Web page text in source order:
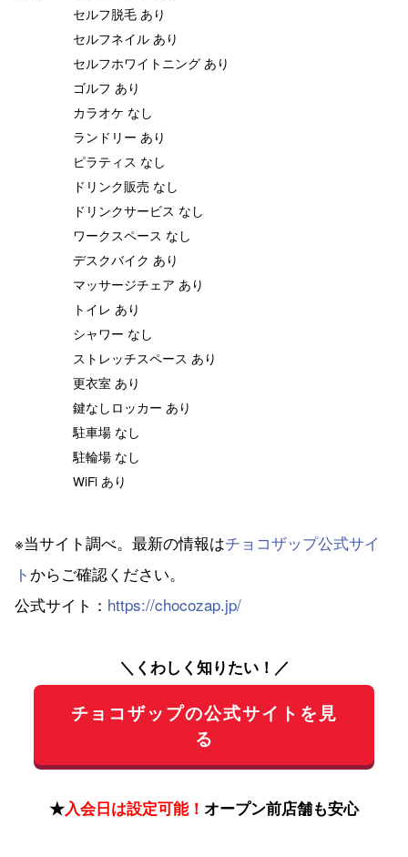
セルフ脱毛 あり
セルフネイル あり
セルフホワイトニング あり
ゴルフ あり
カラオケ なし
ランドリー あり
ピラティス なし
ドリンク販売 なし
ドリンクサービス なし
ワークスペース なし
デスクバイク あり
マッサージチェア あり
トイレ あり
シャワー なし
ストレッチスペース あり
更衣室 あり
鍵なしロッカー あり
駐車場 なし
駐輪場 なし
WiFi あり
※当サイト調べ。最新の情報はチョコザップ公式サイ
ト からご確認ください。
公式サイト： https://chocozap.jp/
＼くわしく知りたい！／
チョコザップの公式サイトを見
る
★入会日は設定可能！ オープン前店舗も安心